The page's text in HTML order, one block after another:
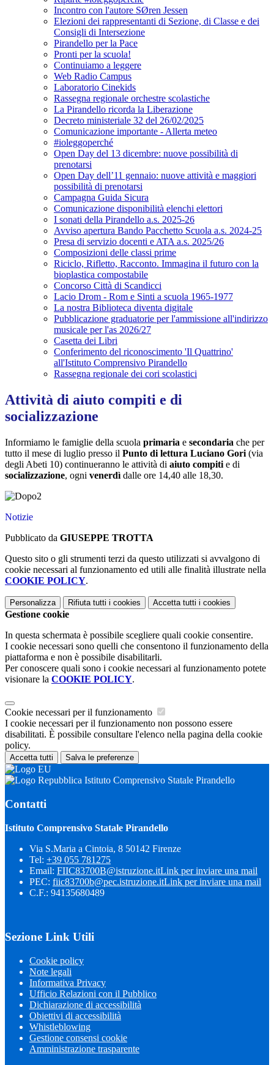
Incontro con l'autore SØren Jessen
Elezioni dei rappresentanti di Sezione, di Classe e dei
Consigli di Intersezione
Pirandello per la Pace
Pronti per la scuola!
Continuiamo a leggere
Web Radio Campus
Laboratorio Cinekids
Rassegna regionale orchestre scolastiche
La Pirandello ricorda la Liberazione
Decreto ministeriale 32 del 26/02/2025
Comunicazione importante - Allerta meteo
#ioleggoperché
Open Day del 13 dicembre: nuove possibilità di
prenotarsi
Open Day dell’11 gennaio: nuove attività e maggiori
possibilità di prenotarsi
Campagna Guida Sicura
Comunicazione disponibilità elenchi elettori
I sonati della Pirandello a.s. 2025-26
Avviso apertura Bando Pacchetto Scuola a.s. 2024-25
Presa di servizio docenti e ATA a.s. 2025/26
Composizioni delle classi prime
Riciclo, Rifletto, Racconto. Immagina il futuro con la
bioplastica compostabile
Concorso Città di Scandicci
Lacio Drom - Rom e Sinti a scuola 1965-1977
La nostra Biblioteca diventa digitale
Pubblicazione graduatorie per l'ammissione all'indirizzo
musicale per l'as 2026/27
Casetta dei Libri
Conferimento del riconoscimento 'Il Quattrino'
all'Istituto Comprensivo Pirandello
Rassegna regionale dei cori scolastici
Attività di aiuto compiti e di
socializzazione
Informiamo le famiglie della scuola primaria e secondaria che per
tutto il mese di luglio presso il Punto di lettura Luciano Gori (via
degli Abeti 10) continueranno le attività di aiuto compiti e di
socializzazione, ogni venerdì dalle ore 14,40 alle 18,30.
Notizie
Pubblicato da GIUSEPPE TROTTA
Questo sito o gli strumenti terzi da questo utilizzati si avvalgono di
cookie necessari al funzionamento ed utili alle finalità illustrate nella
COOKIE POLICY.
Personalizza Rifiuta tutti i cookies Accetta tutti i cookies
Gestione cookie
In questa schermata è possibile scegliere quali cookie consentire.
I cookie necessari sono quelli che consentono il funzionamento della
piattaforma e non è possibile disabilitarli.
Per conoscere quali sono i cookie necessari al funzionamento potete
visionare la COOKIE POLICY.
Cookie necessari per il funzionamento
I cookie necessari per il funzionamento non possono essere
disabilitati. È possibile consultare l'elenco nella pagina della cookie
policy.
Accetta tutti Salva le preferenze
Istituto Comprensivo Statale Pirandello
Contatti
Istituto Comprensivo Statale Pirandello
Via S.Maria a Cintoia, 8 50142 Firenze
Tel: +39 055 781275
Email: FIIC83700B@istruzione.itLink per inviare una mail
PEC: fiic83700b@pec.istruzione.itLink per inviare una mail
C.F.: 94135680489
Sezione Link Utili
Cookie policy
Note legali
Informativa Privacy
Ufficio Relazioni con il Pubblico
Dichiarazione di accessibilità
Obiettivi di accessibilità
Whistleblowing
Gestione consensi cookie
Amministrazione trasparente